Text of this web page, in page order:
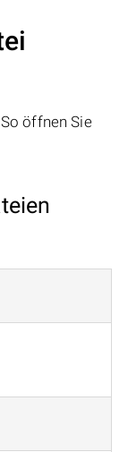
öffnen Sie